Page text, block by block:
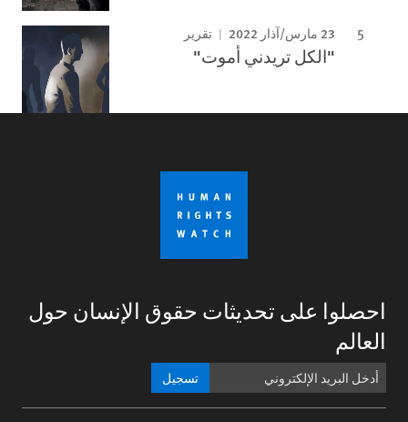
23 مارس/آذار 2022 تقرير
"الكل تريدني أموت"
احصلوا على تحديثات حقوق الإنسان حول
العالم
تسجيل